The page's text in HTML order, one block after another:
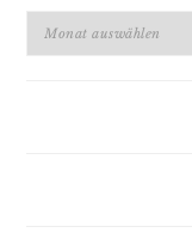
Archiv